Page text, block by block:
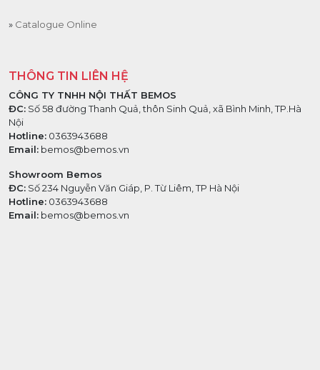
Catalogue Online
THÔNG TIN LIÊN HỆ
CÔNG TY TNHH NỘI THẤT BEMOS
ĐC: Số 58 đường Thanh Quả, thôn Sinh Quả, xã Bình Minh, TP.Hà
Nội
Hotline: 0363943688
Email: bemos@bemos.vn
Showroom Bemos
ĐC: Số 234 Nguyễn Văn Giáp, P. Từ Liêm, TP Hà Nội
Hotline: 0363943688
Email: bemos@bemos.vn